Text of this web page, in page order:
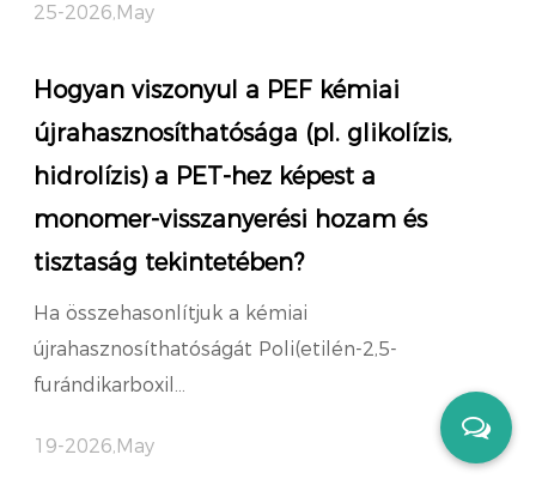
25-2026,May
Hogyan viszonyul a PEF kémiai
újrahasznosíthatósága (pl. glikolízis,
hidrolízis) a PET-hez képest a
monomer-visszanyerési hozam és
tisztaság tekintetében?
Ha összehasonlítjuk a kémiai
újrahasznosíthatóságát Poli(etilén-2,5-
furándikarboxil...
19-2026,May